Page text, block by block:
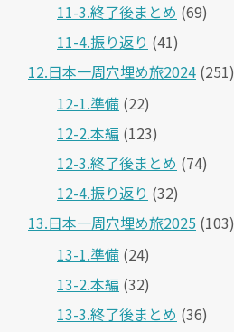
11-3.終了後まとめ (69)
11-4.振り返り (41)
12.日本一周穴埋め旅2024 (251)
12-1.準備 (22)
12-2.本編 (123)
12-3.終了後まとめ (74)
12-4.振り返り (32)
13.日本一周穴埋め旅2025 (103)
13-1.準備 (24)
13-2.本編 (32)
13-3.終了後まとめ (36)